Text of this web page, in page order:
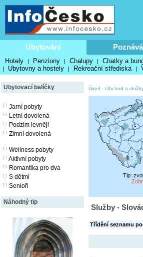
Ubytování
Hotely | Penziony | Chalupy | Chatky a
| Ubytovny a hostely | Rekreační střediska |
Ubytovací balíčky
Jarní pobyty
Letní dovolená
Podzim levněji
Zimní dovolená
Wellness pobyty
Aktivní pobyty
Romantika pro dva
S dětmi
Senioři
Náhodný tip
Úvod - Obchod a
Tip:
Služby -
Třídění seznamu